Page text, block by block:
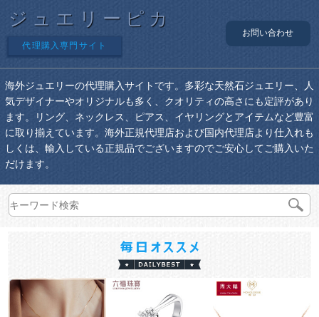
ジュエリーピカ
代理購入専門サイト
お問い合わせ
海外ジュエリーの代理購入サイトです。多彩な天然石ジュエリー、人
気デザイナーやオリジナルも多く、クオリティの高さにも定評があり
ます。リング、ネックレス、ピアス、イヤリングとアイテムなど豊富
に取り揃えています。海外正規代理店および国内代理店より仕入れも
しくは、輸入している正規品でございますのでご安心してご購入いた
だけます。